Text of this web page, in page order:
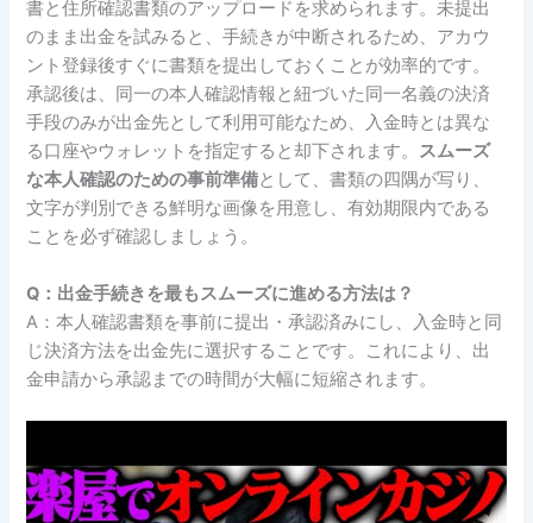
書と住所確認書類のアップロードを求められます。未提出
のまま出金を試みると、手続きが中断されるため、アカウ
ント登録後すぐに書類を提出しておくことが効率的です。
承認後は、同一の本人確認情報と紐づいた同一名義の決済
手段のみが出金先として利用可能なため、入金時とは異な
る口座やウォレットを指定すると却下されます。 スムーズ
な本人確認のための事前準備として、書類の四隅が写り、
文字が判別できる鮮明な画像を用意し、有効期限内である
ことを必ず確認しましょう。
Q：出金手続きを最もスムーズに進める方法は？
A：本人確認書類を事前に提出・承認済みにし、入金時と同
じ決済方法を出金先に選択することです。これにより、出
金申請から承認までの時間が大幅に短縮されます。